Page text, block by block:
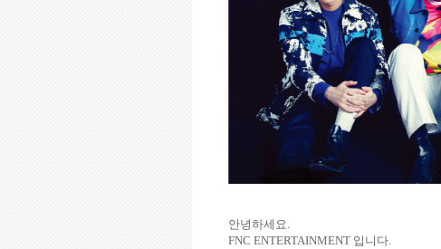
안녕하세요.
FNC ENTERTAINMENT 입니다.